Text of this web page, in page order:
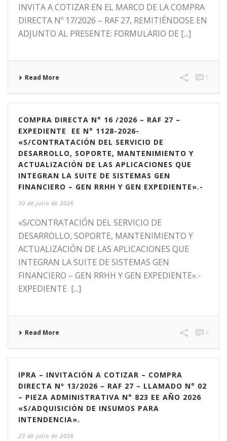
INVITA A COTIZAR EN EL MARCO DE LA COMPRA
DIRECTA Nº 17/2026 – RAF 27, REMITIÉNDOSE EN
ADJUNTO AL PRESENTE: FORMULARIO DE [...]
Read More 0
COMPRA DIRECTA N° 16 /2026 – RAF 27 –
EXPEDIENTE EE N° 1128-2026-
«S/CONTRATACIÓN DEL SERVICIO DE
DESARROLLO, SOPORTE, MANTENIMIENTO Y
ACTUALIZACIÓN DE LAS APLICACIONES QUE
INTEGRAN LA SUITE DE SISTEMAS GEN
FINANCIERO – GEN RRHH Y GEN EXPEDIENTE».-
30 de julio de 2026
«S/CONTRATACIÓN DEL SERVICIO DE
DESARROLLO, SOPORTE, MANTENIMIENTO Y
ACTUALIZACIÓN DE LAS APLICACIONES QUE
INTEGRAN LA SUITE DE SISTEMAS GEN
FINANCIERO – GEN RRHH Y GEN EXPEDIENTE».-
EXPEDIENTE [...]
Read More 0
IPRA – INVITACIÓN A COTIZAR – COMPRA
DIRECTA Nº 13/2026 – RAF 27 – LLAMADO N° 02
– PIEZA ADMINISTRATIVA N° 823 EE AÑO 2026
«S/ADQUISICIÓN DE INSUMOS PARA
INTENDENCIA».
23 de julio de 2026